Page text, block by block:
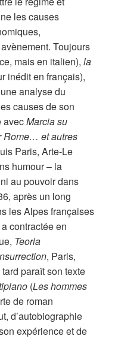
les causes
Toujours
mais en italien),la
inédit en français),
analyse du
causes de son
avecMarcia su
Rome… et autres
Paris, Arte-Le
humour – la
au pouvoir dans
après un long
les Alpes françaises
contractée en
Teoria
, Paris,
paraît son texte
(Les hommes
de roman
d’autobiographie
expérience et de